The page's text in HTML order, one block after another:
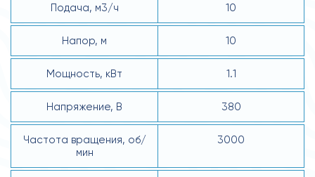
Подача, м3/ч 10
Напор, м 10
Мощность, кВт 1.1
Напряжение, В 380
Частота вращения, об/
мин
3000